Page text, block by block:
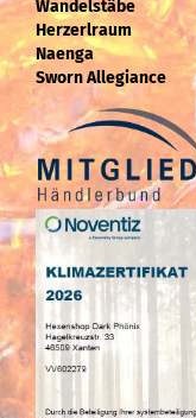
Wandelstäbe
Herzerlraum
Naenga
Sworn Allegiance